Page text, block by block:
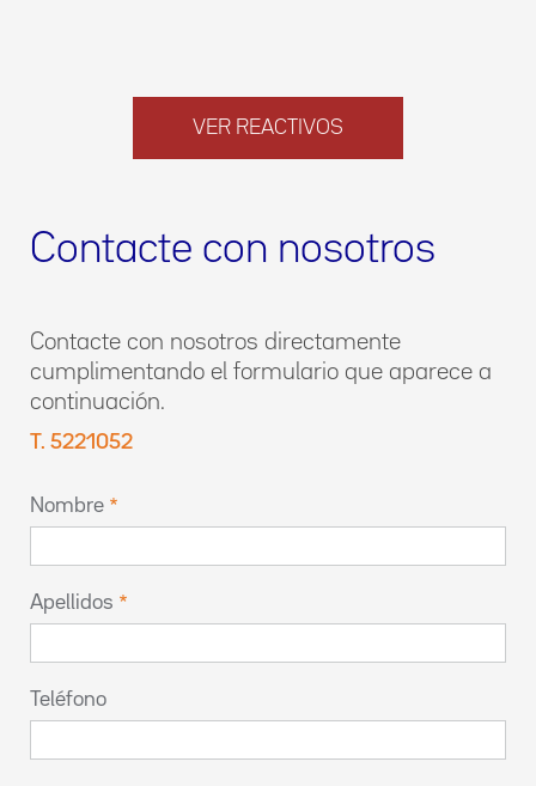
VER REACTIVOS
Contacte con nosotros
Contacte con nosotros directamente
cumplimentando el formulario que aparece a
continuación.
T. 5221052
Nombre
Apellidos
Teléfono